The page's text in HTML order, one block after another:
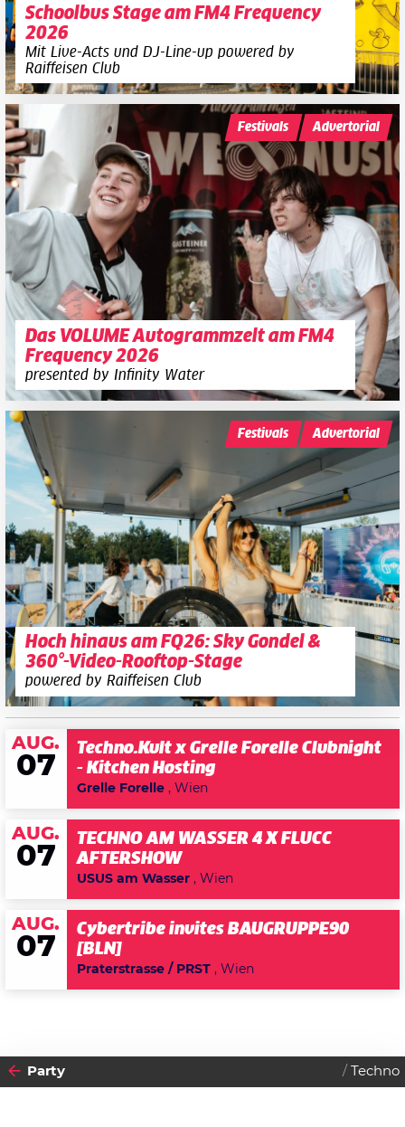
Schoolbus Stage am FM4 Frequency
2026
Mit Live-Acts und DJ-Line-up powered by
Raiffeisen Club
Das VOLUME Autogrammzelt am FM4
Frequency 2026
presented by Infinity Water
Festivals Advertorial
Hoch hinaus am FQ26: Sky Gondel &
360°-Video-Rooftop-Stage
powered by Raiffeisen Club
Festivals Advertorial
AUG.
07
Techno.Kult x Grelle Forelle Clubnight
- Kitchen Hosting
Grelle Forelle , Wien
AUG.
07
TECHNO AM WASSER 4 X FLUCC
AFTERSHOW
USUS am Wasser , Wien
AUG.
07
Cybertribe invites BAUGRUPPE90
[BLN]
Praterstrasse / PRST , Wien
Party Techno